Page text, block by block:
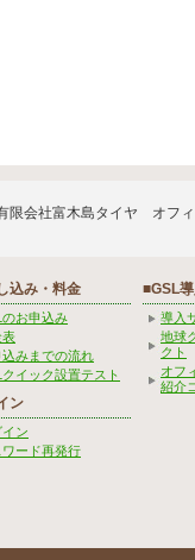
限会社富木島タイヤ オフ
込み・料金
のお申込み
表
込みまでの流れ
イック設置テスト
ン
イン
ワード再発行
■GSL
導入
地球
クト
オフ
紹介